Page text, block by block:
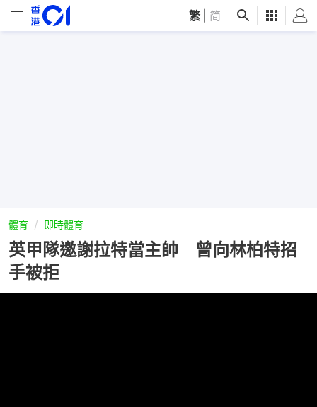
繁 简
體育 即時體育
英甲隊邀謝拉特當主帥 曾向林柏特招
手被拒